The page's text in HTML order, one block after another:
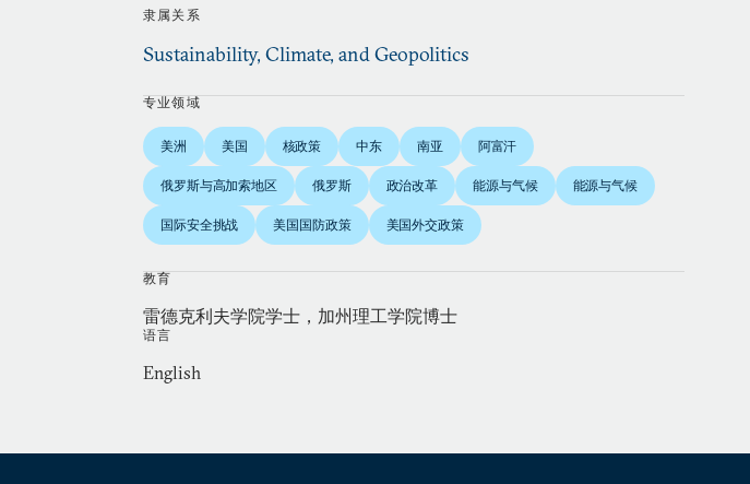
隶属关系
Sustainability, Climate, and Geopolitics
专业领域
美洲 美国 核政策 中东 南亚 阿富汗
俄罗斯与高加索地区 俄罗斯 政治改革 能源与气候 能源与气候
国际安全挑战 美国国防政策 美国外交政策
教育
雷德克利夫学院学士，加州理工学院博士
语言
English